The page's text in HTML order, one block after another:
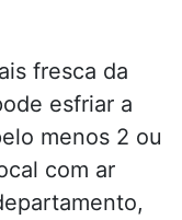
fresca da
esfriar a
menos 2 ou
com ar